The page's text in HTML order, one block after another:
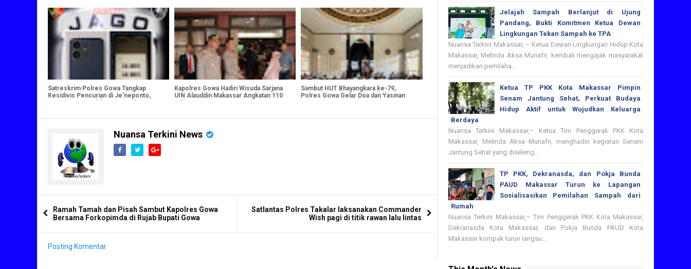
Satreskrim Polres Gowa Tangkap
Residivis Pencurian di Je'neponto,
Kapolres Gowa Hadiri Wisuda Sarjana
UIN Alauddin Makassar Angkatan 110
Sambut HUT Bhayangkara ke-79,
Polres Gowa Gelar Doa dan Yasinan
Nuansa Terkini News
Ramah Tamah dan Pisah Sambut Kapolres Gowa
Bersama Forkopimda di Rujab Bupati Gowa
Satlantas Polres Takalar laksanakan Commander
Wish pagi di titik rawan lalu lintas
Posting Komentar
Jelajah Sampah Berlanjut di Ujung
Pandang, Bukti Komitmen Ketua Dewan
Lingkungan Tekan Sampah ke TPA
Nuansa Terkini Makassar, – Ketua Dewan Lingkungan Hidup Kota
Makassar, Melinda Aksa Munafri, kembali mengajak masyarakat
menjadikan pemilaha...
Ketua TP PKK Kota Makassar Pimpin
Senam Jantung Sehat, Perkuat Budaya
Hidup Aktif untuk Wujudkan Keluarga
Berdaya
Nuansa Terkini Makassar,– Ketua Tim Penggerak PKK Kota
Makassar, Melinda Aksa Munafri, menghadiri kegiatan Senam
Jantung Sehat yang diseleng...
TP PKK, Dekranasda, dan Pokja Bunda
PAUD Makassar Turun ke Lapangan
Sosialisasikan Pemilahan Sampah dari
Rumah
Nuansa Terkini Makassar,– Tim Penggerak PKK Kota Makassar,
Dekranasda Kota Makassar, dan Pokja Bunda PAUD Kota
Makassar kompak turun langsu...